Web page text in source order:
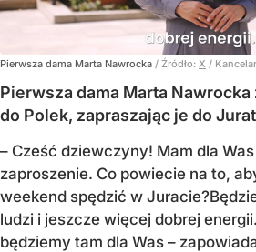
Pierwsza dama Marta Nawrocka / Źródło: X /
Pierwsza dama Marta Nawrocka
do Polek, zapraszając je do
– Cześć dziewczyny! Mam dla
zaproszenie. Co powiecie na to,
weekend spędzić w Juracie?
ludzi i jeszcze więcej dobrej energii.
będziemy tam dla Was –